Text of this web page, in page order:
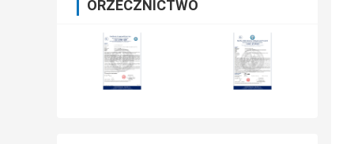
ORZECZNICTWO